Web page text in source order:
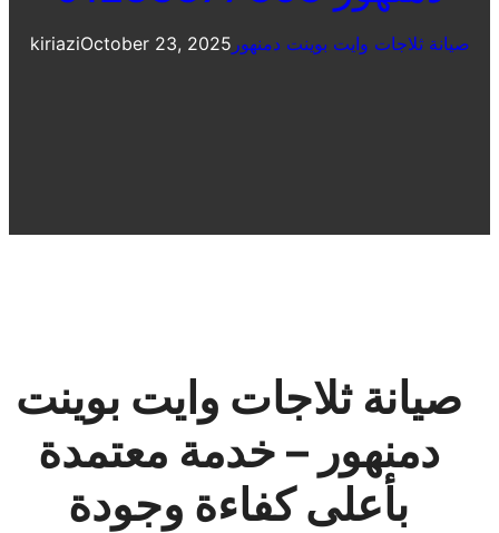
kiriaziOctober 23, 2025 صيانة ثلاجات وايت بوينت دمنهور
صيانة ثلاجات وايت بوينت
دمنهور – خدمة معتمدة
بأعلى كفاءة وجودة